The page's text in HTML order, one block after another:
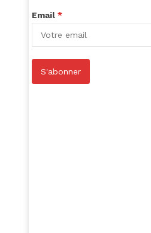
Email *
S'abonner